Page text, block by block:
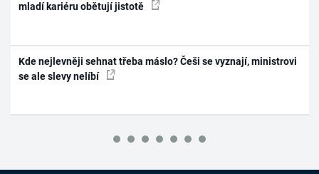
mladí kariéru obětují jistotě
Kde nejlevněji sehnat třeba máslo? Češi se vyznají, ministrovi
se ale slevy nelíbí